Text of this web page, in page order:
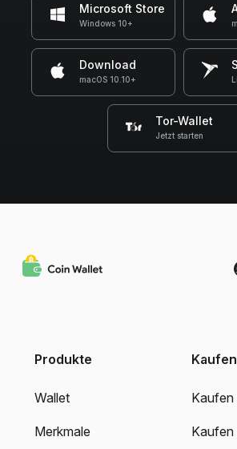
Microsoft Store
Windows 10+
Download
macOS 10.10+
Tor-Wallet
Jetzt starten
Produkte
Wallet
Merkmale
Kaufen